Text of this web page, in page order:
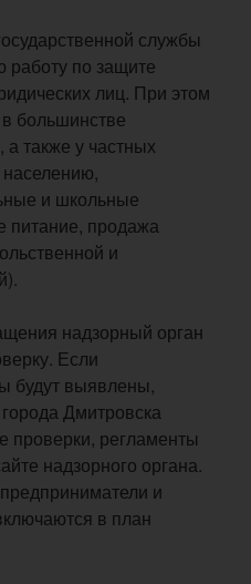
службы
работу по защите
лиц. При этом
большинстве
также у частных
и школьные
питание, продажа
и
надзорный орган
Если
будут выявлены,
Дмитровска
проверки, регламенты
надзорного органа.
и
в план